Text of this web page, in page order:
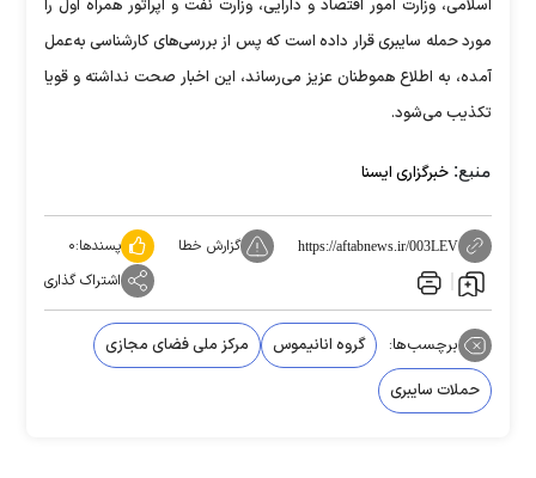
اسلامی، وزارت امور اقتصاد و دارایی، وزارت نفت و اپراتور همراه اول را
مورد حمله سایبری قرار داده است که پس از بررسی‌های کارشناسی به‌عمل
آمده، به اطلاع هموطنان عزیز می‌رساند، این اخبار صحت نداشته و قویا
تکذیب می‌شود.
منبع: خبرگزاری ایسنا
https://aftabnews.ir/003LEV گزارش خطا پسندها:۰
اشتراک گذاری
برچسب‌ها: گروه انانیموس
مرکز ملی فضای مجازی
حملات سایبری